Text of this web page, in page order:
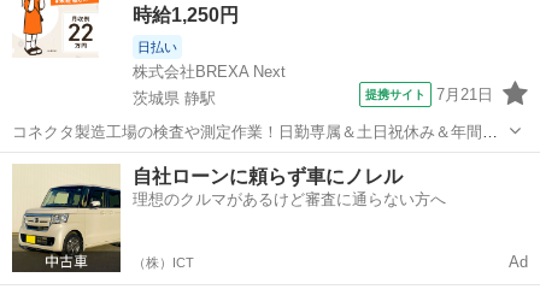
時給1,250円
日払い
株式会社BREXA Next
茨城県 静駅
提携サイト 7月21日
コネクタ製造工場の検査や測定作業！日勤専属＆土日祝休み＆年間休
日128日★クリーンルーム内作業★マイカー通勤OK＆無料駐車場あり
★就業先食堂利用可！日払い制度あり！《茨城県常陸大宮市》 人気の
工場のお仕事 ◇コネクタ製造工...
茨城 常陸大宮市 その他
自社ローンに頼らず車にノレル
理想のクルマがあるけど審査に通らない方へ
（株）ICT Ad